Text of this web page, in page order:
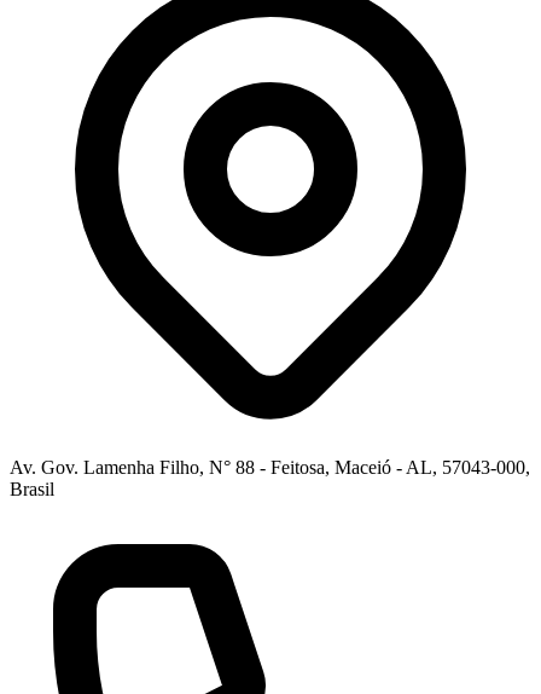
Av. Gov. Lamenha Filho, N° 88 - Feitosa, Maceió - AL, 57043-000,
Brasil